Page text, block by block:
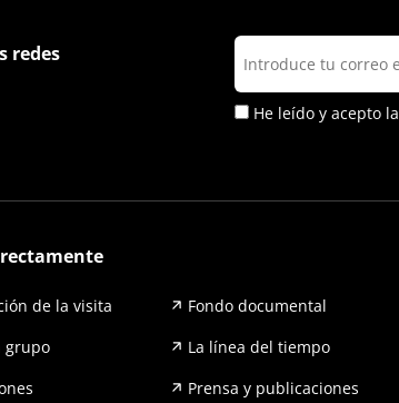
redes
He leído y acepto la
de la visita
Fondo documental
grupo
La línea del tiempo
Prensa y publicaciones